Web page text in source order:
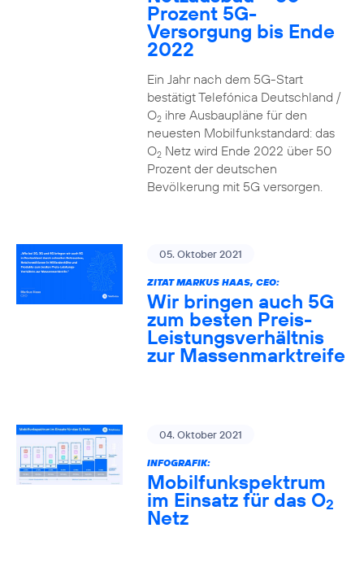
Prozent 5G-
Versorgung bis Ende
2022
Ein Jahr nach dem 5G-Start
bestätigt Telefónica Deutschland /
O2ihre Ausbaupläne für den
neuesten Mobilfunkstandard: das
O2Netz wird Ende 2022 über 50
Prozent der deutschen
Bevölkerung mit 5G versorgen.
05. Oktober 2021
ZITAT MARKUS HAAS, CEO:
Wir bringen auch 5G
zum besten Preis-
Leistungsverhältnis
zur Massenmarktreife
04. Oktober 2021
INFOGRAFIK:
Mobilfunkspektrum
im Einsatz für das O2
Netz